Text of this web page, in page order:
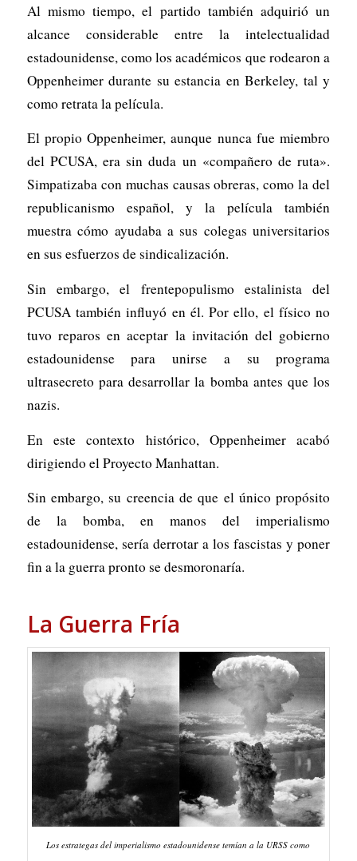
Al mismo tiempo, el partido también adquirió un
alcance considerable entre la intelectualidad
estadounidense, como los académicos que rodearon a
Oppenheimer durante su estancia en Berkeley, tal y
como retrata la película.
El propio Oppenheimer, aunque nunca fue miembro
del PCUSA, era sin duda un «compañero de ruta».
Simpatizaba con muchas causas obreras, como la del
republicanismo español, y la película también
muestra cómo ayudaba a sus colegas universitarios
en sus esfuerzos de sindicalización.
Sin embargo, el frentepopulismo estalinista del
PCUSA también influyó en él. Por ello, el físico no
tuvo reparos en aceptar la invitación del gobierno
estadounidense para unirse a su programa
ultrasecreto para desarrollar la bomba antes que los
nazis.
En este contexto histórico, Oppenheimer acabó
dirigiendo el Proyecto Manhattan.
Sin embargo, su creencia de que el único propósito
de la bomba, en manos del imperialismo
estadounidense, sería derrotar a los fascistas y poner
fin a la guerra pronto se desmoronaría.
La Guerra Fría
Los estrategas del imperialismo estadounidense temían a la URSS como